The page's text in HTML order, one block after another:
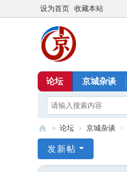
设为首页 收藏本站
论坛 京城杂谈
京
» 论坛 › 京城杂谈 ›
发新帖